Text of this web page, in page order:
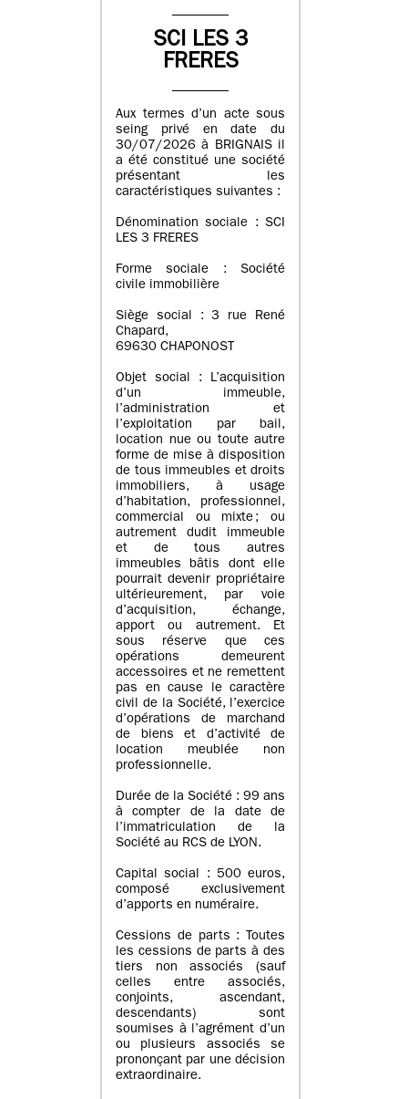
SCI LES 3
FRERES
Aux termes d’un acte sous
seing privé en date du
30/07/2026 à BRIGNAIS il
a été constitué une société
présentant les
caractéristiques suivantes :
Dénomination sociale : SCI
LES 3 FRERES
Forme sociale : Société
civile immobilière
Siège social : 3 rue René
Chapard,
69630 CHAPONOST
Objet social : L’acquisition
d’un immeuble,
l’administration et
l’exploitation par bail,
location nue ou toute autre
forme de mise à disposition
de tous immeubles et droits
immobiliers, à usage
d’habitation, professionnel,
commercial ou mixte ; ou
autrement dudit immeuble
et de tous autres
immeubles bâtis dont elle
pourrait devenir propriétaire
ultérieurement, par voie
d’acquisition, échange,
apport ou autrement. Et
sous réserve que ces
opérations demeurent
accessoires et ne remettent
pas en cause le caractère
civil de la Société, l’exercice
d’opérations de marchand
de biens et d’activité de
location meublée non
professionnelle.
Durée de la Société : 99 ans
à compter de la date de
l’immatriculation de la
Société au RCS de LYON.
Capital social : 500 euros,
composé exclusivement
d’apports en numéraire.
Cessions de parts : Toutes
les cessions de parts à des
tiers non associés (sauf
celles entre associés,
conjoints, ascendant,
descendants) sont
soumises à l’agrément d’un
ou plusieurs associés se
prononçant par une décision
extraordinaire.